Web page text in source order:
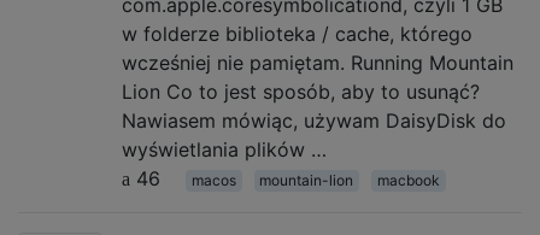
w folderze biblioteka / cache, którego
wcześniej nie pamiętam. Running Mountain
Lion Co to jest sposób, aby to usunąć?
Nawiasem mówiąc, używam DaisyDisk do
wyświetlania plików …
46
macos mountain-lion macbook